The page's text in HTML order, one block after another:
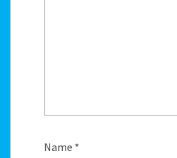
Name *